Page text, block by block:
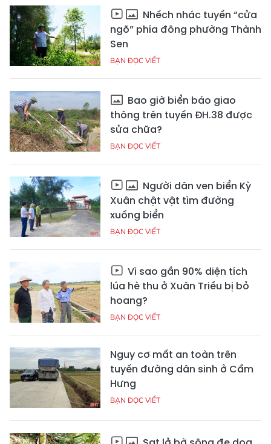
Nhếch nhác tuyến “cửa
ngõ” phía đông phường Thành
Sen
BẠN ĐỌC VIẾT
Bao giờ biển báo giao
thông trên tuyến ĐH.38 được
sửa chữa?
BẠN ĐỌC VIẾT
Người dân ven biển Kỳ
Xuân chật vật tìm đường
xuống biển
BẠN ĐỌC VIẾT
Vì sao gần 90% diện tích
lúa hè thu ở Xuân Triều bị bỏ
hoang?
BẠN ĐỌC VIẾT
Nguy cơ mất an toàn trên
tuyến đường dân sinh ở Cẩm
Hưng
BẠN ĐỌC VIẾT